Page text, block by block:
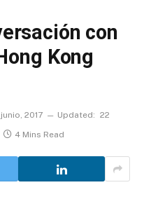
con
Kong
2017 Updated: 22
4 Mins Read